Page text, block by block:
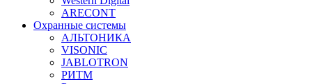
ARECONT
Охранные системы
АЛЬТОНИКА
VISONIC
JABLOTRON
РИТМ